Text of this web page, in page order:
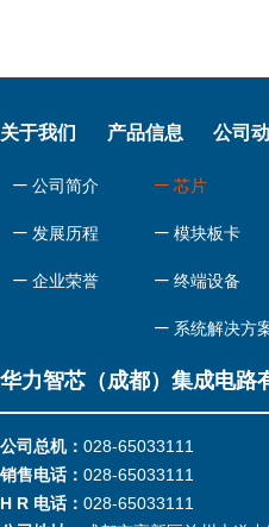
华力智芯（成都）集成电路
关于我们 产品信息 公司
ꄷ 公司简介
ꄷ 发展历程
ꄷ 企业荣誉
ꄷ 芯片
ꄷ 模块板卡
ꄷ 终端设备
ꄷ 系统解决方
公司总机： 028-65033111
销售电话： 028-65033111
H R 电话： 028-65033111